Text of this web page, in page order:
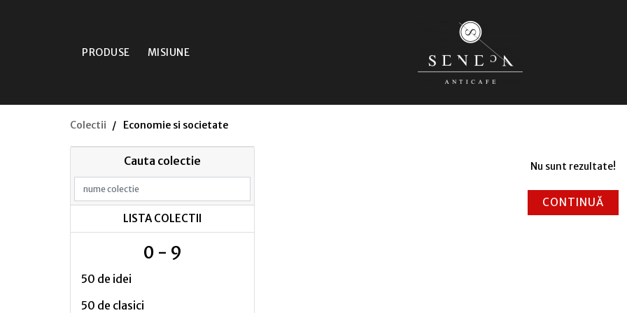
PRODUSE MISIUNE
Colectii Economie si societate
Cauta colectie
LISTA COLECTII
0 - 9
50 de idei
50 de clasici
Nu sunt rezultate!
CONTINUĂ